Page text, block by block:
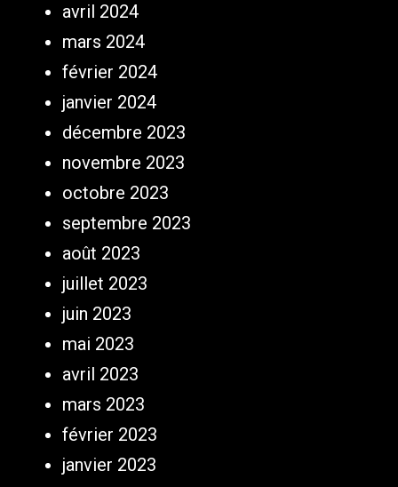
avril 2024
mars 2024
février 2024
janvier 2024
décembre 2023
novembre 2023
octobre 2023
septembre 2023
août 2023
juillet 2023
juin 2023
mai 2023
avril 2023
mars 2023
février 2023
janvier 2023